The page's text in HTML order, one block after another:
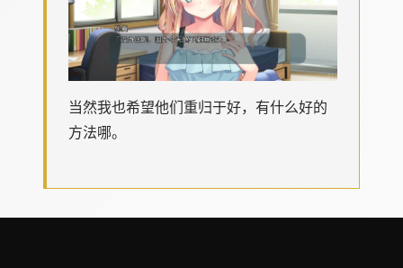
当然我也希望他们重归于好，有什么好的
方法哪。